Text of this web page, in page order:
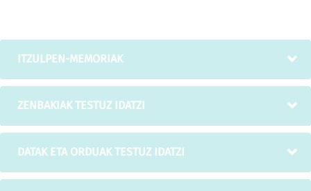
ITZULPEN-MEMORIAK
ZENBAKIAK TESTUZ IDATZI
DATAK ETA ORDUAK TESTUZ IDATZI